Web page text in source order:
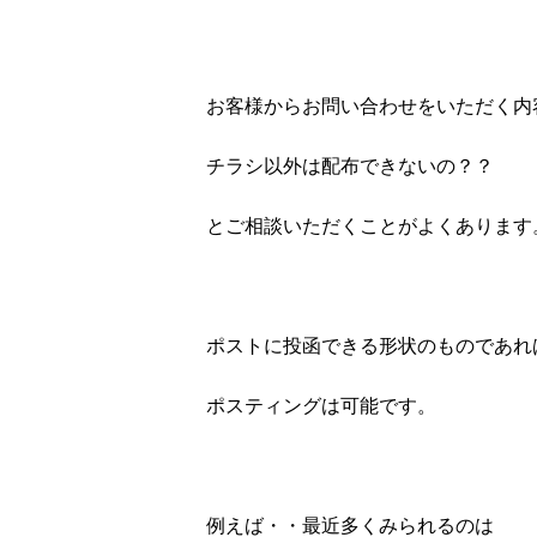
お客様からお問い合わせをいただく内
チラシ以外は配布できないの？？
とご相談いただくことがよくあります
ポストに投函できる形状のものであれ
ポスティングは可能です。
例えば・・最近多くみられるのは